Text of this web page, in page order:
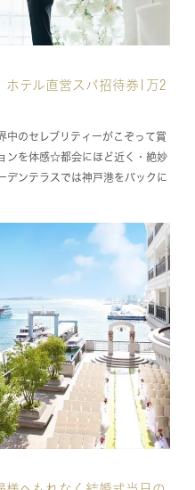
ホテル直営スパ招待券1万2
中のセレブリティーがこぞって賞
ンを体感☆都会にほど近く・絶妙
デンテラスでは神戸港をバックに